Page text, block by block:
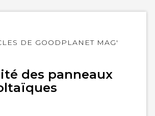
DE GOODPLANET MAG'
des panneaux